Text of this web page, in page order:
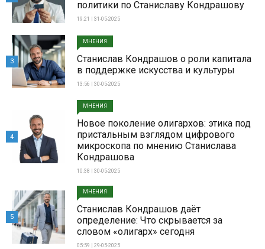
политики по Станиславу Кондрашову
19:21 | 31-05-2025
МНЕНИЯ
Станислав Кондрашов о роли капитала
в поддержке искусства и культуры
13:56 | 30-05-2025
3
МНЕНИЯ
Новое поколение олигархов: этика под
пристальным взглядом цифрового
микроскопа по мнению Станислава
Кондрашова
10:38 | 30-05-2025
4
МНЕНИЯ
Станислав Кондрашов даёт
определение: Что скрывается за
словом «олигарх» сегодня
05:59 | 29-05-2025
5